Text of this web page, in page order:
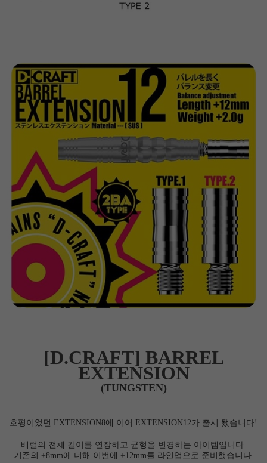
[D.CRAFT] BARREL
EXTENSION
(TUNGSTEN)
호평이었던 EXTENSION8에 이어 EXTENSION12가 출시 됐습니다!
배럴의 전체 길이를 연장하고 균형을 변경하는 아이템입니다.
기존의 +8mm에 더해 이번에 +12mm를 라인업으로 준비했습니다.